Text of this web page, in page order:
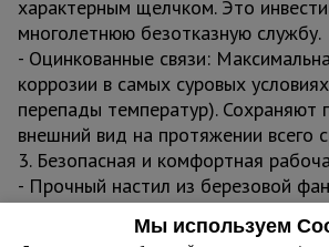
характерным щелчком. Это
многолетнюю безотказную службу.
- Оцинкованные связи:
коррозии в самых суровых
перепады температур). Сохраняют
внешний вид на протяжении всего
3. Безопасная и комфортная
- Прочный настил из березовой
Влагостойкая ламинированная
выдерживает высокие нагрузки и
Мы используем